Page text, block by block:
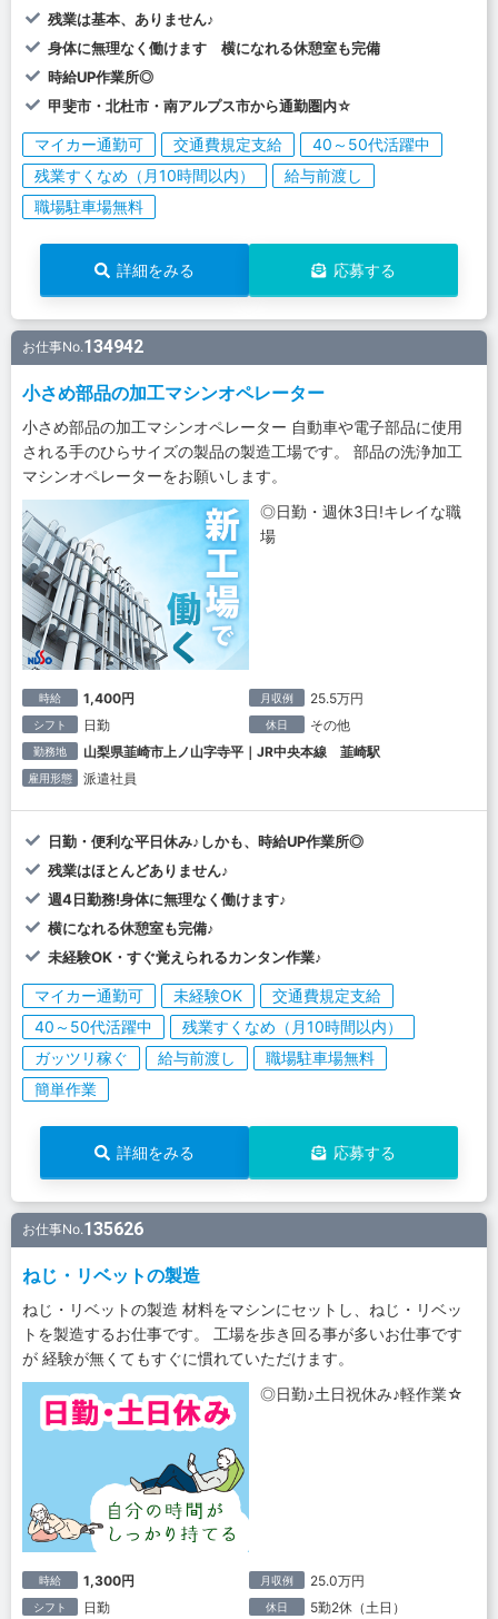
残業は基本、ありません♪
身体に無理なく働けます 横になれる休憩室も完備
時給UP作業所◎
甲斐市・北杜市・南アルプス市から通勤圏内☆
マイカー通勤可 交通費規定支給
40～50代活躍中
残業すくなめ（月10時間以内）
給与前渡し
職場駐車場無料
詳細をみる 応募する
お仕事No.134942
小さめ部品の加工マシンオペレーター
小さめ部品の加工マシンオペレーター 自動車や電子部品に使用
される手のひらサイズの製品の製造工場です。 部品の洗浄加工
マシンオペレーターをお願いします。
◎日勤・週休3日!キレイな職
場
時給 1,400円 月収例 25.5万円
シフト 日勤 休日 その他
勤務地 山梨県韮崎市上ノ山字寺平｜JR中央本線 韮崎駅
雇用形態 派遣社員
日勤・便利な平日休み♪しかも、時給UP作業所◎
残業はほとんどありません♪
週4日勤務!身体に無理なく働けます♪
横になれる休憩室も完備♪
未経験OK・すぐ覚えられるカンタン作業♪
マイカー通勤可 未経験OK
交通費規定支給
40～50代活躍中
残業すくなめ（月10時間以内）
ガッツリ稼ぐ
給与前渡し
職場駐車場無料
簡単作業
詳細をみる 応募する
お仕事No.135626
ねじ・リベットの製造
ねじ・リベットの製造 材料をマシンにセットし、ねじ・リベッ
トを製造するお仕事です。 工場を歩き回る事が多いお仕事です
が 経験が無くてもすぐに慣れていただけます。
◎日勤♪土日祝休み♪軽作業☆
時給 1,300円 月収例 25.0万円
シフト 日勤 休日 5勤2休（土日）